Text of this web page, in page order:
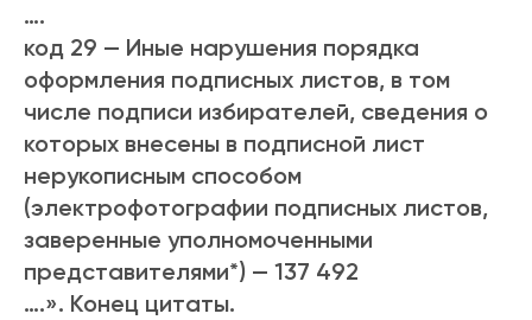
….
код 29 — Иные нарушения порядка
оформления подписных листов, в том
числе подписи избирателей, сведения о
которых внесены в подписной лист
нерукописным способом
(электрофотографии подписных листов,
заверенные уполномоченными
представителями*) — 137 492
….». Конец цитаты.